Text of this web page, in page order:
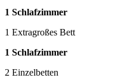
1 Schlafzimmer
1 Extragroßes Bett
1 Schlafzimmer
2 Einzelbetten